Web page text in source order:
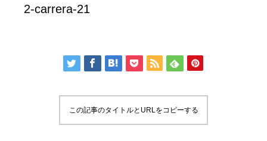
2-carrera-21
この記事のタイトルとURLをコピーする